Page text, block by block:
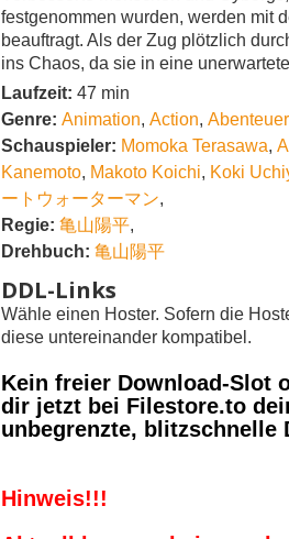
festgenommen wurden, werden mit
beauftragt. Als der Zug plötzlich
ins Chaos, da sie in eine
Laufzeit: 47 min
Genre: Animation, Action, Abenteuer
Schauspieler: Momoka Terasawa,
Kanemoto, Makoto Koichi, Koki
ートウォーターマン,
Regie: 亀山陽平,
Drehbuch: 亀山陽平
DDL-Links
Wähle einen Hoster. Sofern die
diese untereinander kompatibel.
Kein freier Download-Slot
dir jetzt bei Filestore.to
unbegrenzte, blitzschnelle
Hinweis!!!